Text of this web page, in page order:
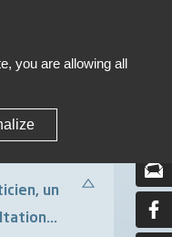
un
you are allowing all